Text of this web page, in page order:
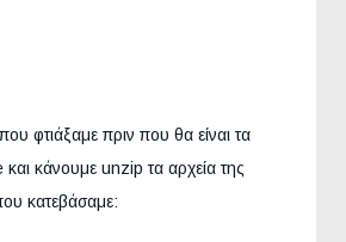
φτιάξαμε πριν που θα είναι τα
κάνουμε unzip τα αρχεία της
κατεβάσαμε: